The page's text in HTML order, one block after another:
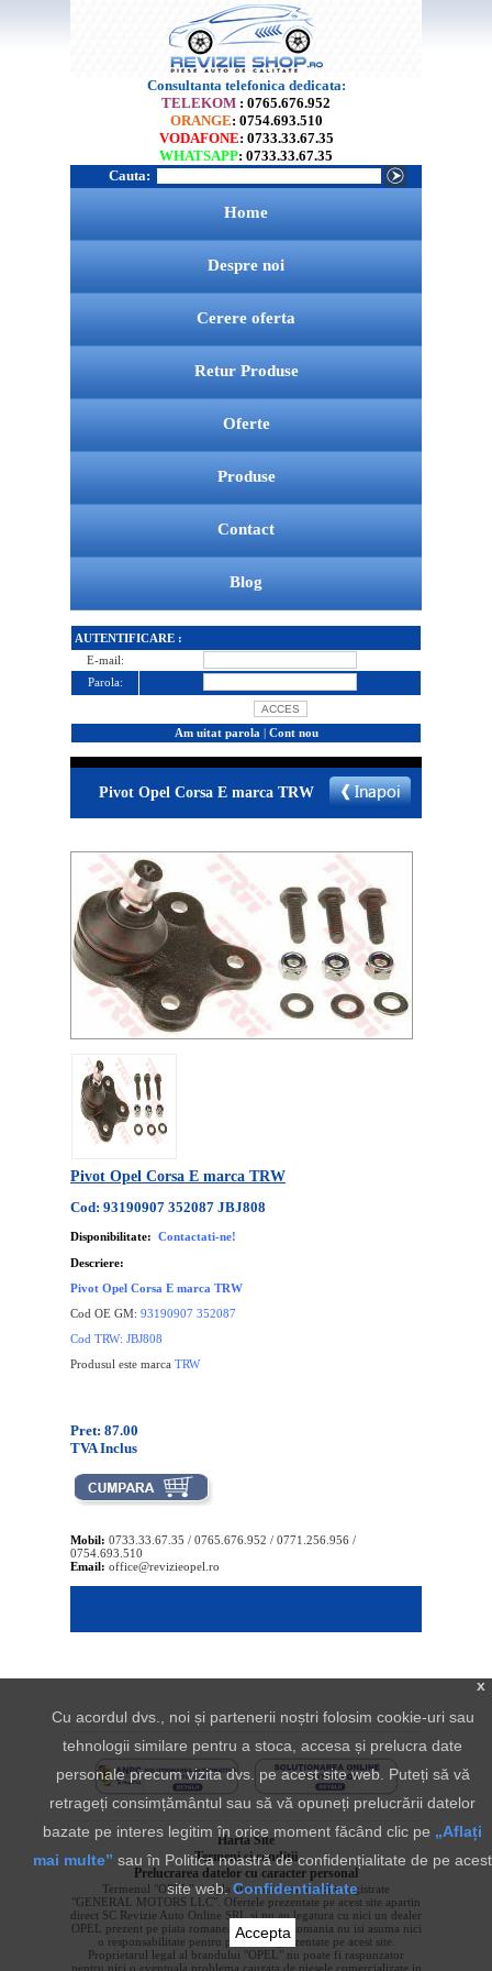
Consultanta telefonica dedicata:
TELEKOM : 0765.676.952
ORANGE: 0754.693.510
VODAFONE: 0733.33.67.35
WHATSAPP: 0733.33.67.35
Cauta:
Home
Despre noi
Cerere oferta
Retur Produse
Oferte
Produse
Contact
Blog
AUTENTIFICARE :
E-mail:
Parola:
Am uitat parola | Cont nou
Pivot Opel Corsa E marca TRW
Pivot Opel Corsa E marca TRW
Cod: 93190907 352087 JBJ808
Disponibilitate: Contactati-ne!
Descriere:
Pivot Opel Corsa E marca TRW
Cod OE GM: 93190907 352087
Cod TRW: JBJ808
Produsul este marca TRW
Pret: 87.00
TVA Inclus
Mobil: 0733.33.67.35 / 0765.676.952 / 0771.256.956 /
0754.693.510
Email: office@revizieopel.ro
Harta Site
Termeni si conditii
Prelucrarea datelor cu caracter personal
Termenul "OPEL" si sigla aferenta sunt marci inregistrate
"GENERAL MOTORS LLC". Ofertele prezentate pe acest site apartin
direct SC Revizie Auto Online SRL si nu au legatura cu nici un dealer
OPEL prezent pe piata romaneasca. OPEL Romania nu isi asuma nici
o responsabilitate pentru produsele prezentate pe acest site.
Proprietarul legal al brandului "OPEL" nu poate fi raspunzator
pentru nici o eventuala problema cauzata de piesele comercializate in
x
Cu acordul dvs., noi și partenerii noștri folosim cookie-uri sau
tehnologii similare pentru a stoca, accesa și prelucra date
personale precum vizita dvs. pe acest site web. Puteți să vă
retrageți consimțământul sau să vă opuneți prelucrării datelor
bazate pe interes legitim în orice moment făcând clic pe „Aflați
mai multe” sau în Politica noastră de confidențialitate de pe acest
site web.Confidentialitate
Accepta